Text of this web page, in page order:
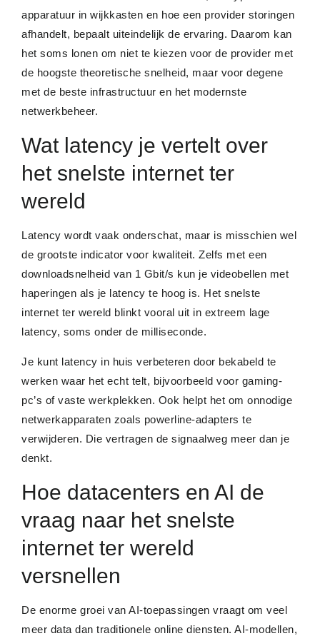
apparatuur in wijkkasten en hoe een provider storingen
afhandelt, bepaalt uiteindelijk de ervaring. Daarom kan
het soms lonen om niet te kiezen voor de provider met
de hoogste theoretische snelheid, maar voor degene
met de beste infrastructuur en het modernste
netwerkbeheer.
Wat latency je vertelt over
het snelste internet ter
wereld
Latency wordt vaak onderschat, maar is misschien wel
de grootste indicator voor kwaliteit. Zelfs met een
downloadsnelheid van 1 Gbit/s kun je videobellen met
haperingen als je latency te hoog is. Het snelste
internet ter wereld blinkt vooral uit in extreem lage
latency, soms onder de milliseconde.
Je kunt latency in huis verbeteren door bekabeld te
werken waar het echt telt, bijvoorbeeld voor gaming-
pc’s of vaste werkplekken. Ook helpt het om onnodige
netwerkapparaten zoals powerline-adapters te
verwijderen. Die vertragen de signaalweg meer dan je
denkt.
Hoe datacenters en AI de
vraag naar het snelste
internet ter wereld
versnellen
De enorme groei van AI-toepassingen vraagt om veel
meer data dan traditionele online diensten. AI-modellen,